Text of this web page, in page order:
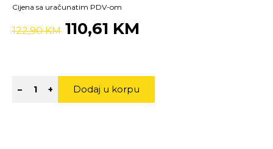
Cijena sa uračunatim PDV-om
122,90 KM 110,61 KM
– + Dodaj u korpu